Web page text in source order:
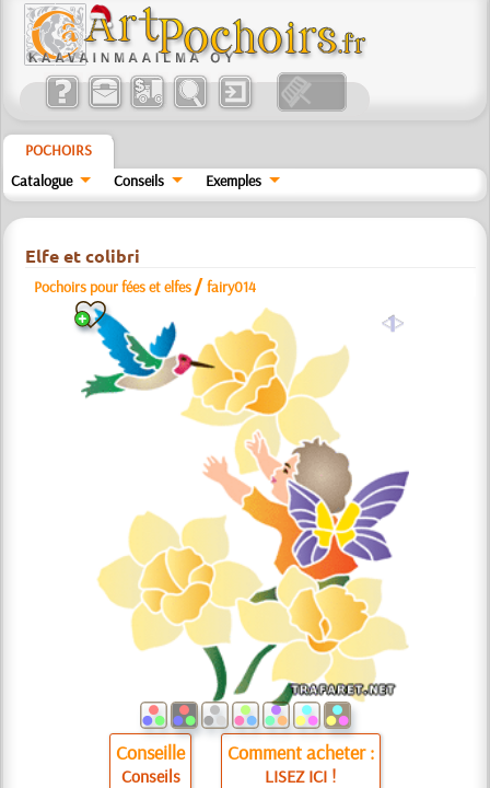
POCHOIRS
Catalogue
Conseils Exemples
Elfe et colibri
Pochoirs pour fées et elfes /fairy014
a
Conseille
Conseils
Comment acheter :
LISEZ ICI !